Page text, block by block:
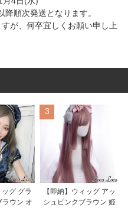
順次発送となります。
が、何卒宜しくお願い申し上
ッグ グラ
ラウン オ
3
【即納】ウィッグ アッ
シュピンクブラウン 姫